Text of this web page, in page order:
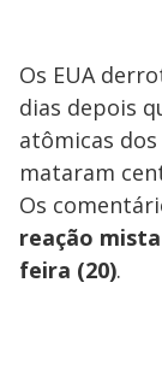
Os EUA
dias depois
atômicas
mataram
Os
reação
feira (20).